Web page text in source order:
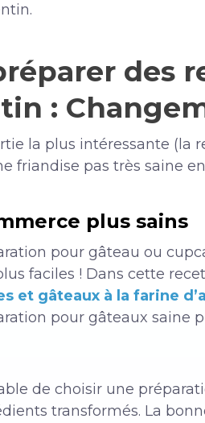
des
:
la plus intéressante (la
friandise pas très saine
plus sains
pour gâteau ou
faciles ! Dans cette
et gâteaux à la farine
pour gâteaux saine
de choisir une
transformés. La